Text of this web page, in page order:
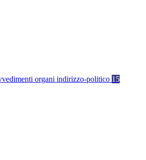
organi indirizzo-politico 15